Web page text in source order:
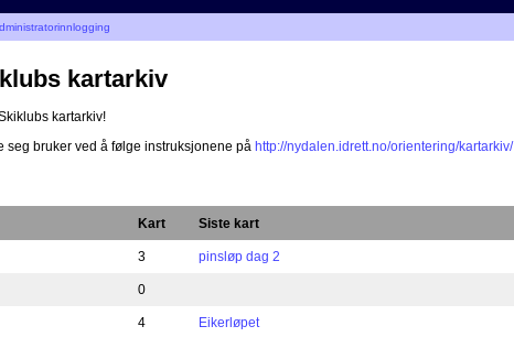
kartarkiv
kartarkiv!
seg bruker ved å følge instruksjonene på http://nydalen.idrett.no/orientering/kartarkiv/
Kart Siste kart
3 pinsløp dag 2
0
4 Eikerløpet